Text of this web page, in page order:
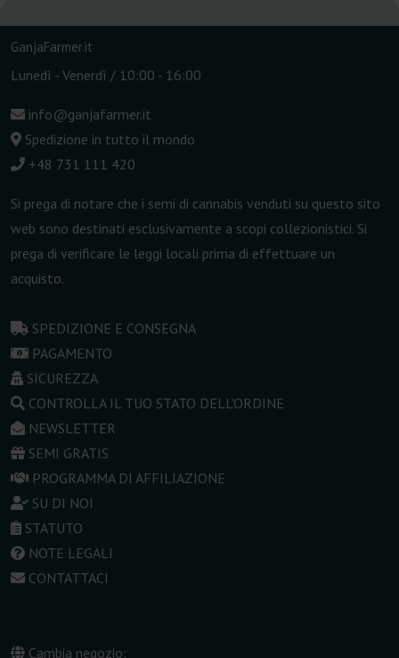
GanjaFarmer.it
Lunedì - Venerdì / 10:00 - 16:00
info@ganjafarmer.it
Spedizione in tutto il mondo
+48 731 111 420
Si prega di notare che i semi di cannabis venduti su questo sito
web sono destinati esclusivamente a scopi collezionistici. Si
prega di verificare le leggi locali prima di effettuare un
acquisto.
SPEDIZIONE E CONSEGNA
PAGAMENTO
SICUREZZA
CONTROLLA IL TUO STATO DELL'ORDINE
NEWSLETTER
SEMI GRATIS
PROGRAMMA DI AFFILIAZIONE
SU DI NOI
STATUTO
NOTE LEGALI
CONTATTACI
Cambia negozio: